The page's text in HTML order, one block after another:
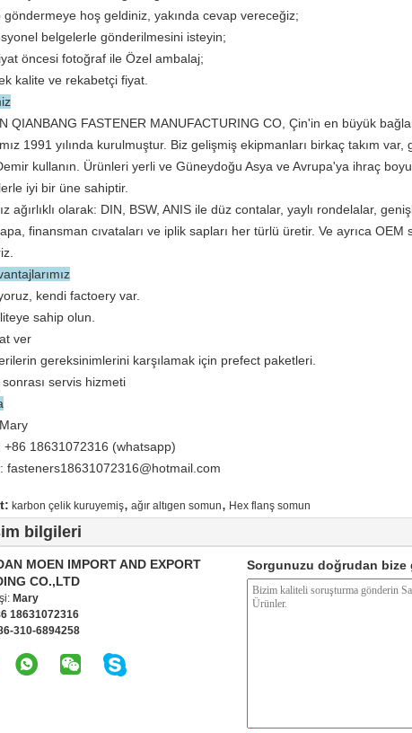
göndermeye hoş geldiniz, yakında cevap vereceğiz;
belgelerle gönderilmesini isteyin;
öncesi fotoğraf ile Özel ambalaj;
kalite ve rekabetçi fiyat.
QIANBANG FASTENER MANUFACTURING CO, Çin'in en büyük
1991 yılında kurulmuştur. Biz gelişmiş ekipmanları birkaç takım
kullanın.
Ürünleri yerli ve Güneydoğu Asya ve Avrupa'ya ihraç
iyi bir üne sahiptir.
ağırlıklı olarak: DIN, BSW, ANIS ile düz contalar, yaylı rondelalar,
finansman cıvataları ve iplik sapları her türlü üretir. Ve ayrıca OEM
kendi factoery var.
sahip olun.
ver
gereksinimlerini karşılamak için prefect paketleri.
sonrası servis hizmeti
+86 18631072316 (whatsapp)
fasteners18631072316@hotmail.com
karbon çelik kuruyemiş, ağır altıgen somun, Hex flanş somun
bilgileri
MOEN IMPORT AND EXPORT
CO.,LTD
Mary
18631072316
310-6894258
Sorgunuzu doğrudan bize